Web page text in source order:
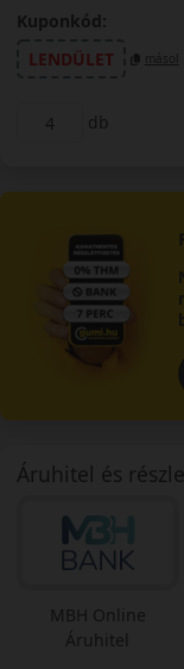
Kuponkód:
LENDÜLET
másol
db
Áruhitel és
MBH Online
Áruhitel